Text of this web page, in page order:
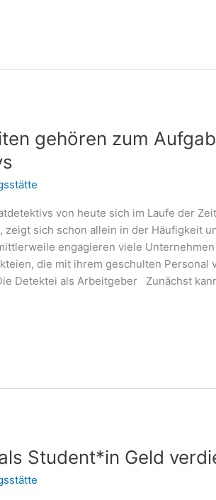
gehören zum
von heute sich im Laufe der
zeigt sich schon allein in der Häufigkeit
engagieren viele
die mit ihrem geschulten Personal
Detektei als Arbeitgeber Zunächst
Student*in Geld